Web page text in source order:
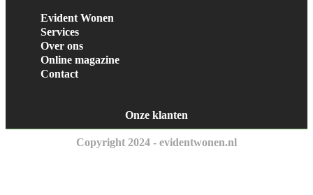
Evident Wonen
Services
Over ons
Online magazine
Contact
Onze klanten
Copyright 2024 - evidentwonen.nl